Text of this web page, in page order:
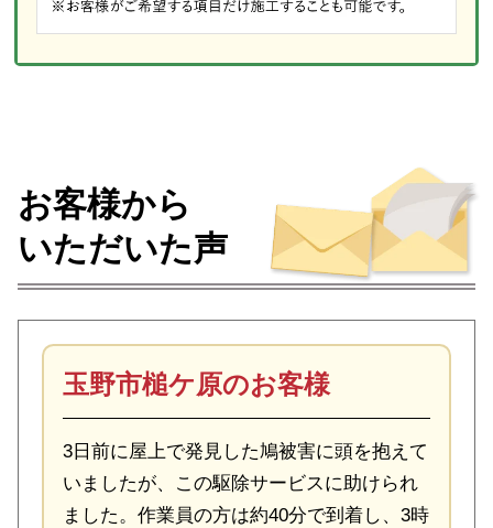
お客様から
いただいた声
玉野市槌ケ原のお客様
3日前に屋上で発見した鳩被害に頭を抱えて
いましたが、この駆除サービスに助けられ
ました。作業員の方は約40分で到着し、3時